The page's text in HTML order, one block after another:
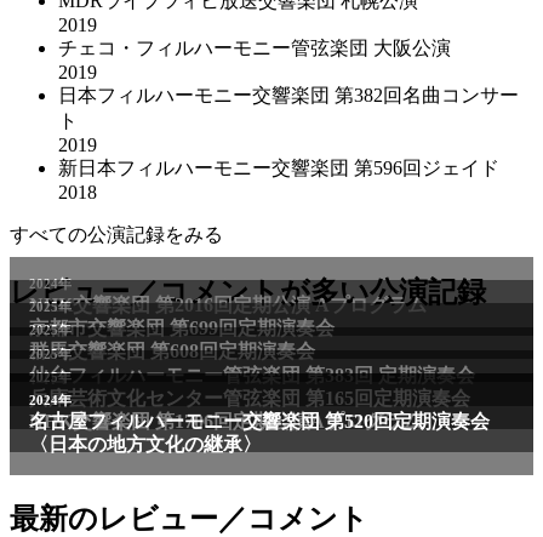
2019
チェコ・フィルハーモニー管弦楽団 大阪公演
2019
日本フィルハーモニー交響楽団 第382回名曲コンサー
ト
2019
新日本フィルハーモニー交響楽団 第596回ジェイド
2018
すべての公演記録をみる
レビュー／コメントが多い公演記録
2024年
NHK交響楽団 第2016回定期公演 Aプログラム
2025年
京都市交響楽団 第699回定期演奏会
2025年
群馬交響楽団 第608回定期演奏会
2025年
仙台フィルハーモニー管弦楽団 第383回 定期演奏会
2025年
兵庫芸術文化センター管弦楽団 第165回定期演奏会
2011年
NHK交響楽団 第1706回定期公演Aプログラム
2024年
名古屋フィルハーモニー交響楽団 第520回定期演奏会
〈日本の地方文化の継承〉
最新のレビュー／コメント